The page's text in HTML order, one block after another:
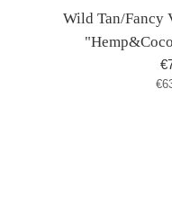
Wild Tan/Fancy